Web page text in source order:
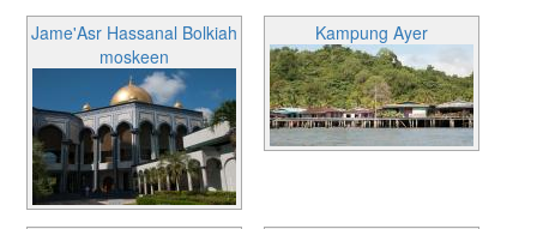
Jame'Asr Hassanal Bolkiah
moskeen
Kampung Ayer